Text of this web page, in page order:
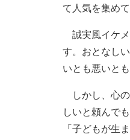
て人気を集め
誠実風イケメ
す。おとなし
いとも悪いと
しかし、心の
しいと頼んで
「子どもが生